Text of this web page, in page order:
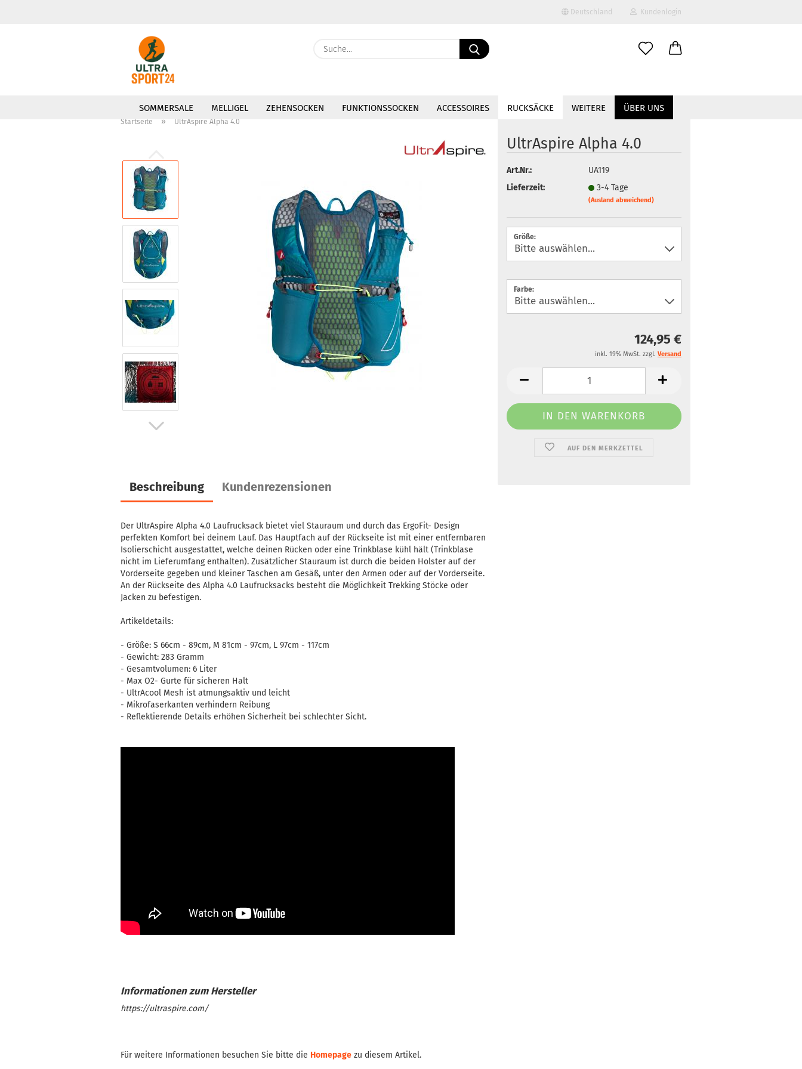
Deutschland
Lieferland
Kundenlogin
Passwort
Konto erstellen
Passwort vergessen?
Suche...
SOMMERSALE MELLIGEL ZEHENSOCKEN FUNKTIONSSOCKEN ACCESSOIRES RUCKSÄCKE ÜBER UNS
WEITERE
Startseite » UltrAspire Alpha 4.0
UltrAspire Alpha 4.0
Art.Nr.:
UA119
Lieferzeit:
3-4 Tage
(Ausland abweichend)
Größe:
Farbe:
124,95 €
inkl. 19% MwSt. zzgl. Versand
AUF DEN MERKZETTEL
Beschreibung Kundenrezensionen
Der UltrAspire Alpha 4.0 Laufrucksack bietet viel Stauraum und durch das ErgoFit- Design
perfekten Komfort bei deinem Lauf. Das Hauptfach auf der Rückseite ist mit einer entfernbaren
Isolierschicht ausgestattet, welche deinen Rücken oder eine Trinkblase kühl hält (Trinkblase
nicht im Lieferumfang enthalten). Zusätzlicher Stauraum ist durch die beiden Holster auf der
Vorderseite gegeben und kleiner Taschen am Gesäß, unter den Armen oder auf der Vorderseite.
An der Rückseite des Alpha 4.0 Laufrucksacks besteht die Möglichkeit Trekking Stöcke oder
Jacken zu befestigen.
Artikeldetails:
- Größe: S 66cm - 89cm, M 81cm - 97cm, L 97cm - 117cm
- Gewicht: 283 Gramm
- Gesamtvolumen: 6 Liter
- Max O2- Gurte für sicheren Halt
- UltrAcool Mesh ist atmungsaktiv und leicht
- Mikrofaserkanten verhindern Reibung
- Reflektierende Details erhöhen Sicherheit bei schlechter Sicht.
https://ultraspire.com/
Für weitere Informationen besuchen Sie bitte die Homepage zu diesem Artikel.